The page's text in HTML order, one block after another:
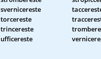
svernicereste
torcereste
trincereste
ufficereste